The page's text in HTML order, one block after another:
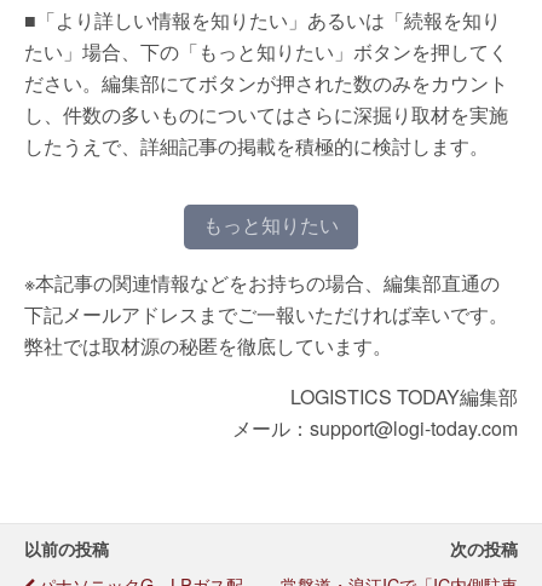
■「より詳しい情報を知りたい」あるいは「続報を知り
たい」場合、下の「もっと知りたい」ボタンを押してく
ださい。編集部にてボタンが押された数のみをカウント
し、件数の多いものについてはさらに深掘り取材を実施
したうえで、詳細記事の掲載を積極的に検討します。
もっと知りたい
※本記事の関連情報などをお持ちの場合、編集部直通の
下記メールアドレスまでご一報いただければ幸いです。
弊社では取材源の秘匿を徹底しています。
LOGISTICS TODAY編集部
メール：support@logi-today.com
以前の投稿 次の投稿